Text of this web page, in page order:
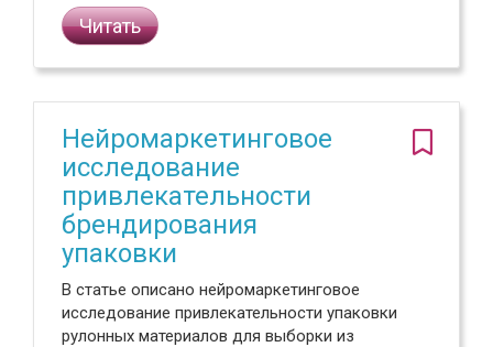
Читать
Нейромаркетинговое
исследование
привлекательности
брендирования
упаковки
В статье описано нейромаркетинговое
исследование привлекательности упаковки
рулонных материалов для выборки из